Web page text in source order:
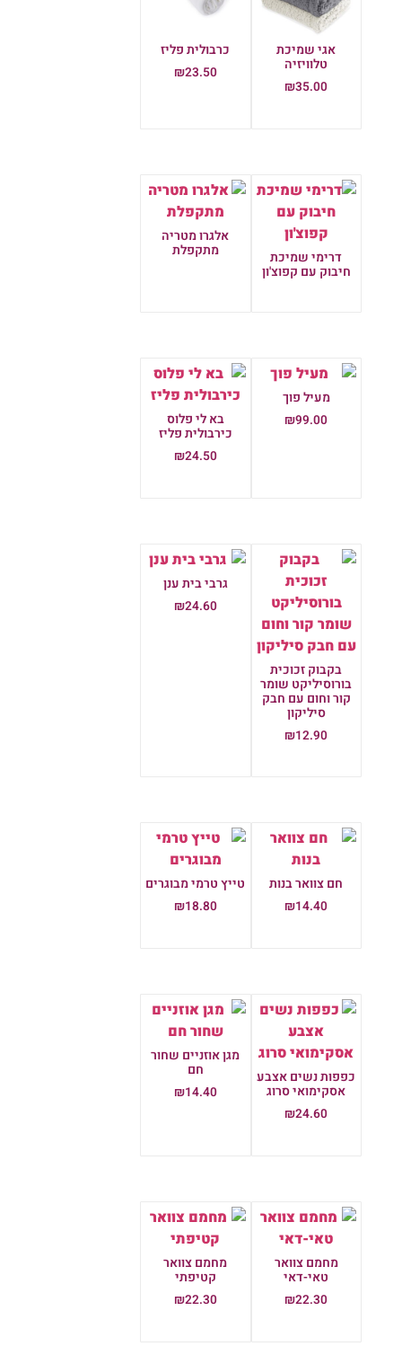
אגי שמיכת
טלוויזיה
₪35.00
כרבולית פליז
₪23.50
דרימי שמיכת
חיבוק עם קפוצ'ון
אלגרו מטריה
מתקפלת
מעיל פוך
₪99.00 בא לי פלוס
כירבולית פליז
₪24.50
בקבוק זכוכית
בורוסיליקט שומר
קור וחום עם חבק
סיליקון
₪12.90
גרבי בית ענן
₪24.60
חם צוואר בנות
₪14.40
טייץ טרמי מבוגרים
₪18.80
כפפות נשים אצבע
אסקימואי סרוג
₪24.60
מגן אוזניים שחור
₪14.40
מחמם צוואר
טאי-דאי
₪22.30
מחמם צוואר
קטיפתי
₪22.30